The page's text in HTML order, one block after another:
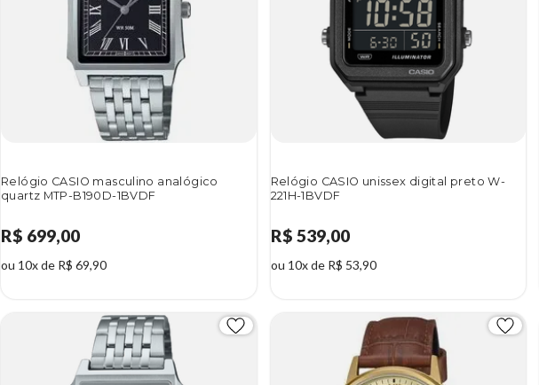
Relógio CASIO masculino analógico
quartz MTP-B190D-1BVDF
R$ 699,00
ou 10x de R$ 69,90
Relógio CASIO unissex digital preto W-
221H-1BVDF
R$ 539,00
ou 10x de R$ 53,90